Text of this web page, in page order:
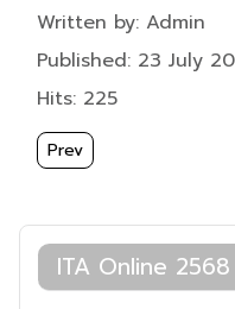
Details
Written by: Admin
Published: 23 July
Hits: 225
Previous article: 👉O2:ข้
Prev
ITA Online 2568